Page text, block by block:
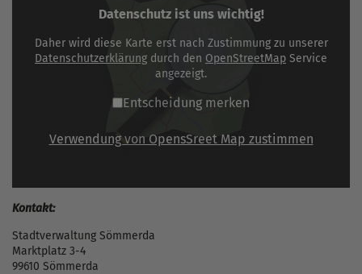
Datenschutz ist uns wichtig!
Daher wird diese Karte erst nach Zustimmung zu unserer
Datenschutzerklärung durch den OpenStreetMap Service
angezeigt.
Entscheidung merken
Verwendung von OpensSreet Map zustimmen
Kontakt:
Stadtverwaltung Sömmerda
Marktplatz 3-4
99610 Sömmerda